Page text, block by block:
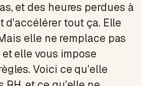
et des heures perdues à
d’accélérer tout ça. Elle
elle ne remplace pas
elle vous impose
Voici ce qu’elle